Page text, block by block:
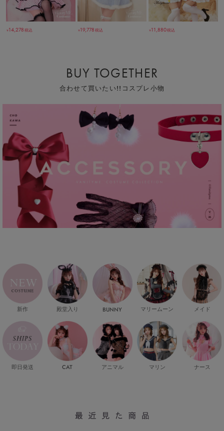
￥14,278税込 ￥19,778税込 ￥11,880税込
BUY TOGETHER
合わせて買いたい!!コスプレ小物
新作
即日発送
殿堂入り
CAT
BUNNY
アニマル
マリームーン
マリン
メイド
ナース